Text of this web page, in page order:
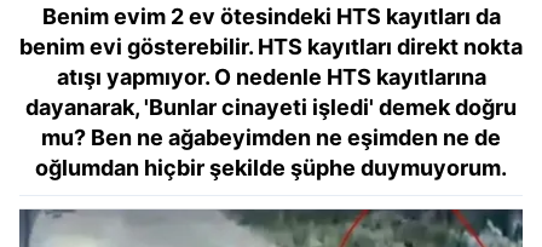
Çerezlere ilişkin tercihlerinizi aşağıda yer alan panel
vasıtasıyla belirleyebilirsiniz. Çerezlere ilişkin detaylı bilgi
için Ayarlar butonuna tıklayabilir,Çerez Bilgilendirme
Metnimiziziyaret edebilirsiniz.
6698 sayılı Kişisel Verilerin Korunması Kanunu uyarınca
hazırlanmış Aydınlatma Metnimizi okumak ve sitemizde
ilgili mevzuata uygun olarak kullanılan çerezlerle ilgili bilgi
Benim evim 2 ev ötesindeki HTS kayıtları da
benim evi gösterebilir. HTS kayıtları direkt nokta
atışı yapmıyor. O nedenle HTS kayıtlarına
dayanarak, 'Bunlar cinayeti işledi' demek doğru
mu? Ben ne ağabeyimden ne eşimden ne de
oğlumdan hiçbir şekilde şüphe duymuyorum.